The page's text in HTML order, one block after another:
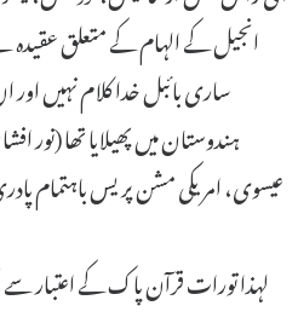
انجیل کے الہام کے متعلق عقیدہ
ساری بائبل خدا کلام نہیں
لہذا تورات قرآن پاک کے اعتبار